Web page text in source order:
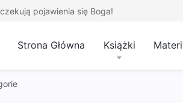
pojawienia się Boga!
Strona Główna Książki